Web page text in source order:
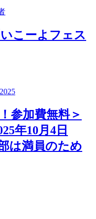
こーよフェス
参加費無料＞
年10月4日
は満員のため